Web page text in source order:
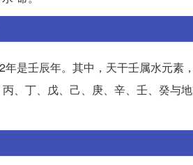
是壬辰年。其中，天干壬属水元
、丁、戊、己、庚、辛、壬、癸与